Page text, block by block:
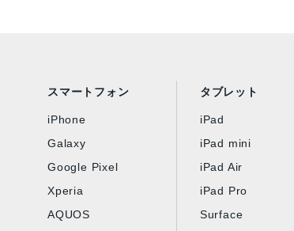
スマートフォン
iPhone
Galaxy
Google Pixel
Xperia
AQUOS
タブレット
iPad
iPad mini
iPad Air
iPad Pro
Surface